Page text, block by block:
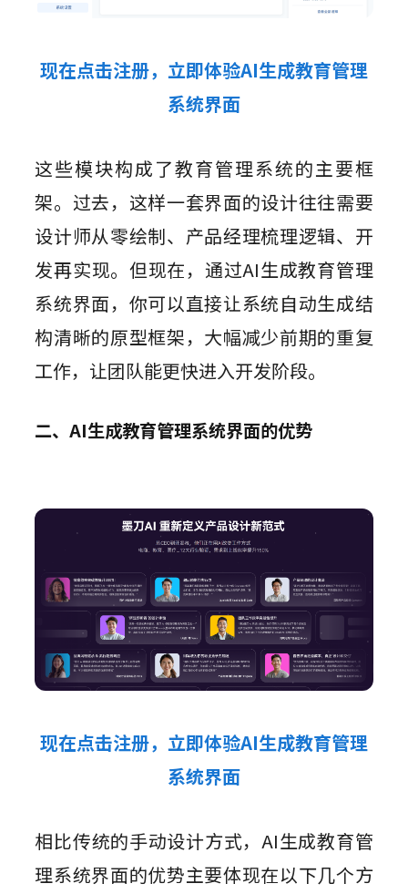
现在点击注册，立即体验AI生成教育管理
系统界面
这些模块构成了教育管理系统的主要框
架。过去，这样一套界面的设计往往需要
设计师从零绘制、产品经理梳理逻辑、开
发再实现。但现在，通过AI生成教育管理
系统界面，你可以直接让系统自动生成结
构清晰的原型框架，大幅减少前期的重复
工作，让团队能更快进入开发阶段。
二、AI生成教育管理系统界面的优势
现在点击注册，立即体验AI生成教育管理
系统界面
相比传统的手动设计方式，AI生成教育管
理系统界面的优势主要体现在以下几个方